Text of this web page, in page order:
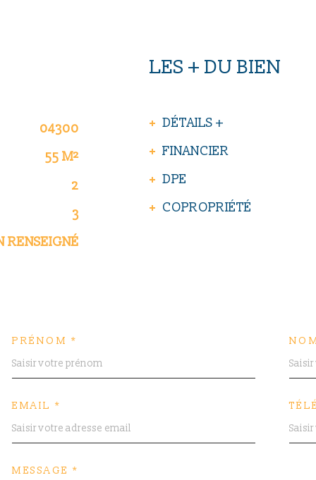
04300
55 M²
2
3
RENSEIGNÉ
LES + DU BIEN
DÉTAILS +
FINANCIER
DPE
COPROPRIÉTÉ
PRÉNOM *
EMAIL *
MESSAGE *